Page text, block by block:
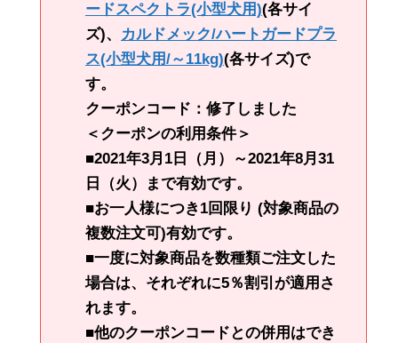
ードスペクトラ(小型犬用)(各サイ
ズ)、
カルドメック/ハートガードプラ
ス(小型犬用/～11kg)(各サイズ)で
す。
クーポンコード：修了しました
＜クーポンの利用条件＞
■2021年3月1日（月）～2021年8月31
日（火）まで有効です。
■お一人様につき1回限り (対象商品の
複数注文可)有効です。
■一度に対象商品を数種類ご注文した
場合は、それぞれに5％割引が適用さ
れます。
■他のクーポンコードとの併用はでき